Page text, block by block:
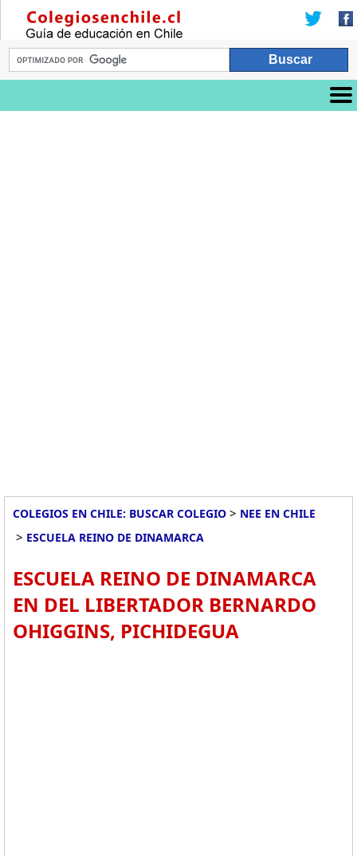
COLEGIOS EN CHILE: BUSCAR COLEGIO > NEE EN CHILE
> ESCUELA REINO DE DINAMARCA
ESCUELA REINO DE DINAMARCA
EN DEL LIBERTADOR BERNARDO
OHIGGINS, PICHIDEGUA